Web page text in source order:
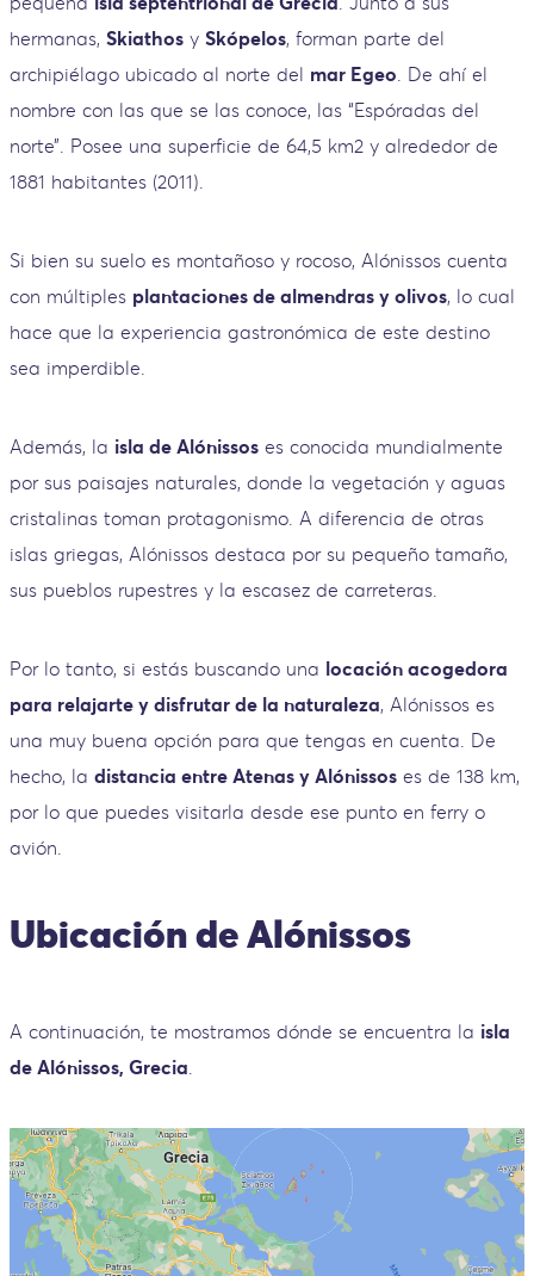
hermanas, Skiathos y Skópelos, forman parte del
archipiélago ubicado al norte del mar Egeo . De ahí el
nombre con las que se las conoce, las “Espóradas del
norte”. Posee una superficie de 64,5 km2 y alrededor de
1881 habitantes (2011).
Si bien su suelo es montañoso y rocoso, Alónissos cuenta
con múltiples plantaciones de almendras y olivos, lo cual
hace que la experiencia gastronómica de este destino
sea imperdible.
Además, la isla de Alónissos es conocida mundialmente
por sus paisajes naturales, donde la vegetación y aguas
cristalinas toman protagonismo. A diferencia de otras
islas griegas, Alónissos destaca por su pequeño tamaño,
sus pueblos rupestres y la escasez de carreteras.
Por lo tanto, si estás buscando una locación acogedora
para relajarte y disfrutar de la naturaleza, Alónissos es
una muy buena opción para que tengas en cuenta. De
hecho, la distancia entre Atenas y Alónissos es de 138 km,
por lo que puedes visitarla desde ese punto en ferry o
avión.
Ubicación de Alónissos
A continuación, te mostramos dónde se encuentra la isla
de Alónissos, Grecia.